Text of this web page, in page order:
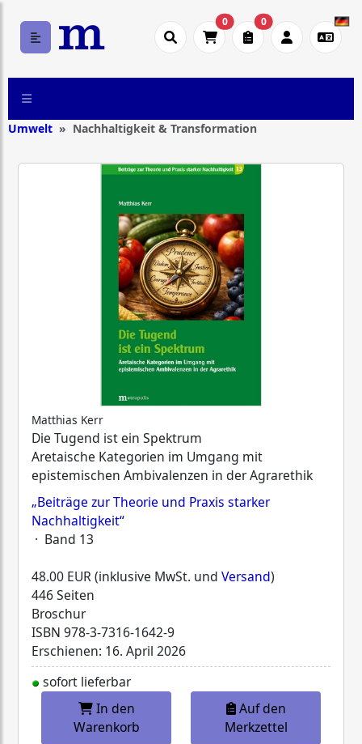
0 0
Umwelt Nachhaltigkeit & Transformation
Matthias Kerr
Die Tugend ist ein Spektrum
Aretaische Kategorien im Umgang mit
epistemischen Ambivalenzen in der Agrarethik
„Beiträge zur Theorie und Praxis starker
Nachhaltigkeit“
· Band 13
48.00 EUR (inklusive MwSt. und Versand)
446 Seiten
Broschur
ISBN 978-3-7316-1642-9
Erschienen: 16. April 2026
sofort lieferbar
In den
Warenkorb
Auf den
Merkzettel